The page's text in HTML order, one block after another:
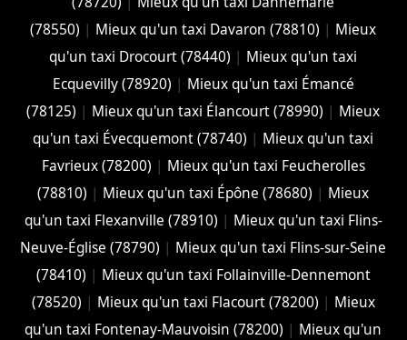
(78550) | Mieux qu'un taxi Davaron (78810) | Mieux
qu'un taxi Drocourt (78440) | Mieux qu'un taxi
Ecquevilly (78920) | Mieux qu'un taxi Émancé
(78125) | Mieux qu'un taxi Élancourt (78990) | Mieux
qu'un taxi Évecquemont (78740) | Mieux qu'un taxi
Favrieux (78200) | Mieux qu'un taxi Feucherolles
(78810) | Mieux qu'un taxi Épône (78680) | Mieux
qu'un taxi Flexanville (78910) | Mieux qu'un taxi Flins-
Neuve-Église (78790) | Mieux qu'un taxi Flins-sur-Seine
(78410) | Mieux qu'un taxi Follainville-Dennemont
(78520) | Mieux qu'un taxi Flacourt (78200) | Mieux
qu'un taxi Fontenay-Mauvoisin (78200) | Mieux qu'un